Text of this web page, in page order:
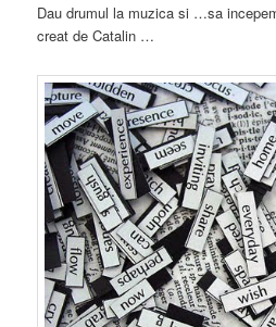
Dau drumul la muzica si …sa
creat de Catalin …